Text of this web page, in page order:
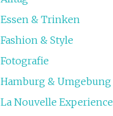
Essen & Trinken
Fashion & Style
Fotografie
Hamburg & Umgebung
La Nouvelle Experience